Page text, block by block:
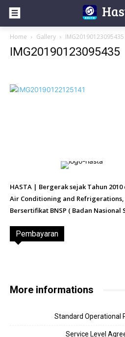
Home Gallery IMG20190123095435
IMG20190123095435
HASTA | Bergerak sejak Tahun
Air Conditioning and
Bersertifikat BNSP ( Badan Nasional
Pembayaran
More informations
Standard Operational
Service Level